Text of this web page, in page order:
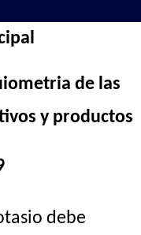
de las
y productos
debe